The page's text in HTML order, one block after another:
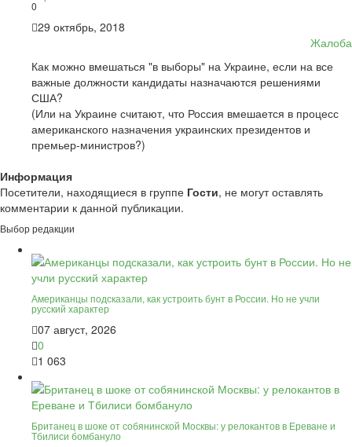
0
29 октябрь, 2018
Жалоба
Как можно вмешаться "в выборы" на Украине, если на все
важные должности кандидаты назначаются решениями
США?
(Или на Украине считают, что Россия вмешается в процесс
американского назначения украинских президентов и
премьер-министров?)
Информация
Посетители, находящиеся в группе Гости, не могут оставлять
комментарии к данной публикации.
Выбор редакции
Американцы подсказали, как устроить бунт в России. Но не учли
русский характер
07 август, 2026
0
1 063
Британец в шоке от собянинской Москвы: у релокантов в Ереване и
Тбилиси бомбануло